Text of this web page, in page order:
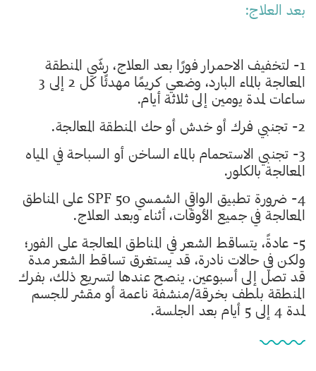
بعد العلاج:
1- لتخفيف الاحمرار فورًا بعد العلاج، رشّي المنطقة
المعالجة بالماء البارد، وضعي كريمًا مهدئًا كل 2 إلى 3
ساعات لمدة يومين إلى ثلاثة أيام.
2- تجنبي فرك أو خدش أو حك المنطقة المعالجة.
3- تجنبي الاستحمام بالماء الساخن أو السباحة في المياه
المعالجة بالكلور.
4- ضرورة تطبيق الواقي الشمسي SPF 50 على المناطق
المعالجة في جميع الأوقات، أثناء وبعد العلاج.
5- عادةً، يتساقط الشعر في المناطق المعالجة على الفور؛
ولكن في حالات نادرة، قد يستغرق تساقط الشعر مدة
قد تصل إلى أسبوعين. ينصح عندها لتسريع ذلك، بفرك
المنطقة بلطف بخرقة/منشفة ناعمة أو مقشر للجسم
لمدة 4 إلى 5 أيام بعد الجلسة.